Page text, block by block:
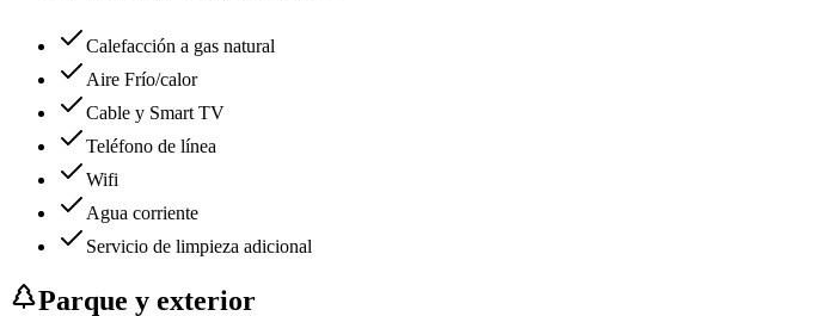
Calefacción a gas natural
Aire Frío/calor
Cable y Smart TV
Teléfono de línea
Wifi
Agua corriente
Servicio de limpieza adicional
Parque y exterior